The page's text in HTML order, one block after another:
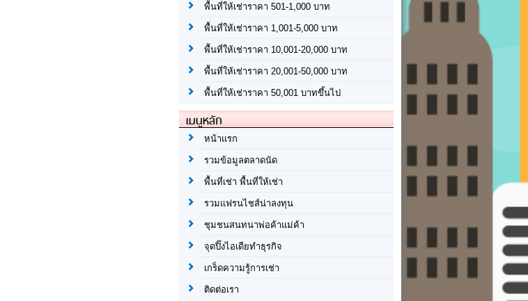
พื้นที่ให้เช่าราคา 501-1,000 บาท
พื้นที่ให้เช่าราคา 1,001-5,000 บาท
พื้นที่ให้เช่าราคา 10,001-20,000 บาท
พื้นที่ให้เช่าราคา 20,001-50,000 บาท
พื้นที่ให้เช่าราคา 50,001 บาทขึ้นไป
เมนูหลัก
หน้าแรก
รวมข้อมูลตลาดนัด
พื้นที่เช่า พื้นที่ให้เช่า
รวมแฟรนไชส์น่าลงทุน
ชุมชนสนทนาพ่อค้าแม่ค้า
จุดปิ๊งไอเดียทำธุรกิจ
เกร็ดความรู้การเช่า
ติดต่อเรา